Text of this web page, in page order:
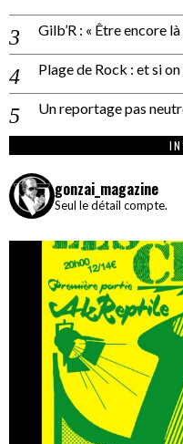
Gilb’R : « Être encore
Plage de Rock : et si
Un reportage pas
gonzai_magazine
Seul le détail compte.